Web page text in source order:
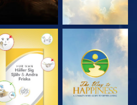
TITTA TITTA